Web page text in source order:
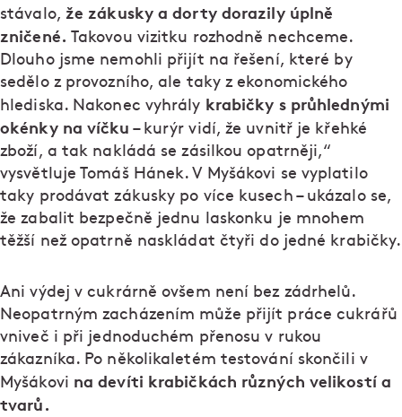
stávalo, že zákusky a dorty dorazily úplně
zničené. Takovou vizitku rozhodně nechceme.
Dlouho jsme nemohli přijít na řešení, které by
sedělo z provozního, ale taky z ekonomického
hlediska. Nakonec vyhrály krabičky s průhlednými
okénky na víčku – kurýr vidí, že uvnitř je křehké
zboží, a tak nakládá se zásilkou opatrněji,“
vysvětluje Tomáš Hánek. V Myšákovi se vyplatilo
taky prodávat zákusky po více kusech – ukázalo se,
že zabalit bezpečně jednu laskonku je mnohem
těžší než opatrně naskládat čtyři do jedné krabičky.
Ani výdej v cukrárně ovšem není bez zádrhelů.
Neopatrným zacházením může přijít práce cukrářů
vniveč i při jednoduchém přenosu v rukou
zákazníka. Po několikaletém testování skončili v
Myšákovi na devíti krabičkách různých velikostí a
tvarů.